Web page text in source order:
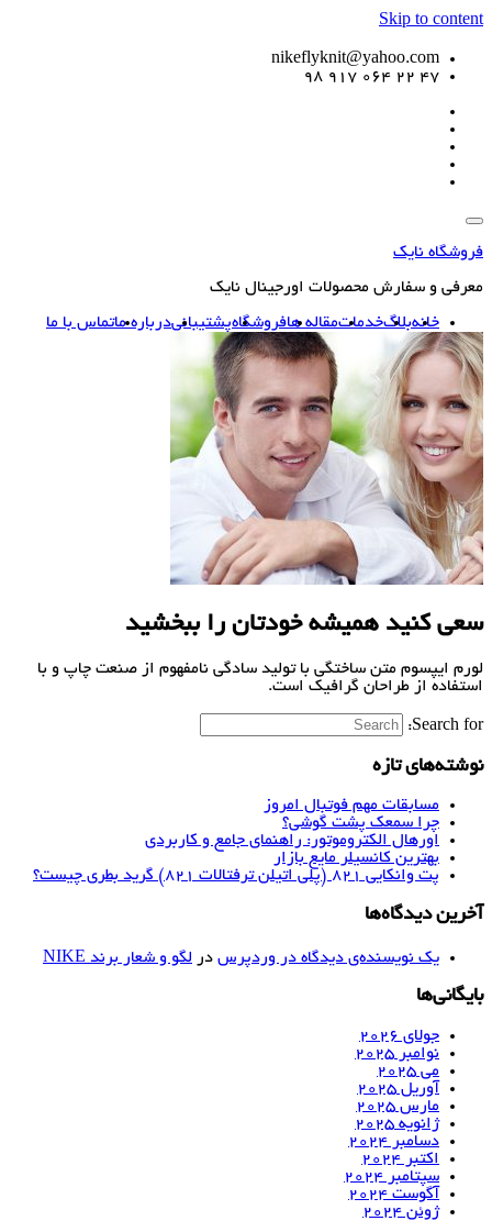
Skip to content
nikeflyknit@yahoo.com
47 22 064 917 98
فروشگاه نایک
معرفی و سفارش محصولات اورجینال نایک
خانهبلاگخدماتمقاله هافروشگاهپشتیبانیدرباره ماتماس با ما
سعی کنید همیشه خودتان را ببخشید
لورم ایپسوم متن ساختگی با تولید سادگی نامفهوم از صنعت چاپ و با
استفاده از طراحان گرافیک است.
Search for:
نوشته‌های تازه
مسابقات مهم فوتبال امروز
چرا سمعک پشت گوشی؟
اورهال الکتروموتور: راهنمای جامع و کاربردی
بهترین کانسیلر مایع بازار
پت وانکایی ۸۲۱ (پلی اتیلن ترفتالات ۸۲۱) گرید بطری چیست؟
آخرین دیدگاه‌ها
یک نویسنده‌ی دیدگاه در وردپرس در لگو و شعار برند NIKE
بایگانی‌ها
جولای 2026
نوامبر 2025
می 2025
آوریل 2025
مارس 2025
ژانویه 2025
دسامبر 2024
اکتبر 2024
سپتامبر 2024
آگوست 2024
ژوئن 2024